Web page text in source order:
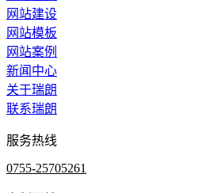
网站建设
网站模板
网站案例
新闻中心
关于瑞朗
联系瑞朗
服务热线
0755-25705261